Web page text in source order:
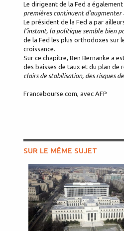
Le dirigeant de la Fed a
premières continuent d’augmenter
Le président de la Fed a par
l’instant, la politique semble bien
de la Fed les plus orthodoxes sur
croissance.
Sur ce chapitre, Ben Bernanke a
des baisses de taux et du plan de
clairs de stabilisation, des risques
Francebourse.com, avec AFP
SUR LE MÊME SUJET